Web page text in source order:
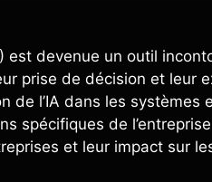
est devenue un outil
prise de décision et leur
de l’IA dans les
spécifiques de
et leur impact sur